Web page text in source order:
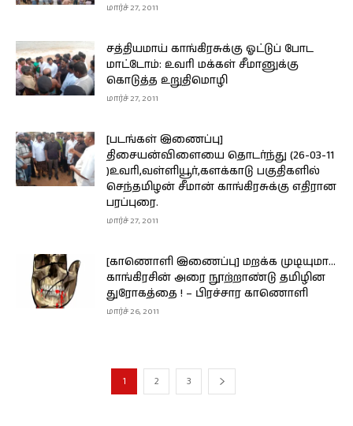
மார்ச் 27, 2011
சத்தியமாய் காங்கிரசுக்கு ஓட்டுப் போட
மாட்டோம்: உவரி மக்கள் சீமானுக்கு
கொடுத்த உறுதிமொழி
மார்ச் 27, 2011
[படங்கள் இணைப்பு]
திசையன்விளையை தொடர்ந்து (26-03-11
)உவரி,வள்ளியூர்,களக்காடு பகுதிகளில்
செந்தமிழன் சீமான் காங்கிரசுக்கு எதிரான
பரப்புரை.
மார்ச் 27, 2011
[காணொளி இணைப்பு] மறக்க முடியுமா…
காங்கிரசின் அரை நூற்றாண்டு தமிழின
துரோகத்தை ! – பிரச்சார காணொளி
மார்ச் 26, 2011
1 2 3